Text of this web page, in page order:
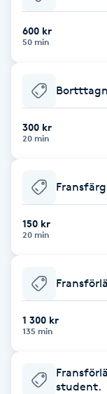
Babylights
Balayage
Barber
Barnklippning
BIAB
Blowout
Bottenfärg
Brynfärgning
600 kr
50 min
300 kr
20 min
150 kr
20 min
1 300 kr
135 min
student.